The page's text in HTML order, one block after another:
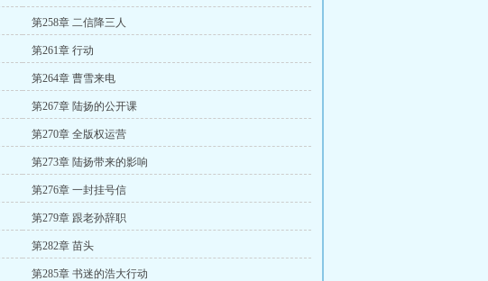
第258章 二信降三人
第261章 行动
第264章 曹雪来电
第267章 陆扬的公开课
第270章 全版权运营
第273章 陆扬带来的影响
第276章 一封挂号信
第279章 跟老孙辞职
第282章 苗头
第285章 书迷的浩大行动